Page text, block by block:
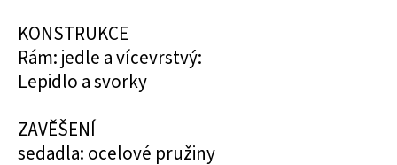
KONSTRUKCE
Rám: jedle a vícevrstvý:
Lepidlo a svorky
ZAVĚŠENÍ
sedadla: ocelové pružiny